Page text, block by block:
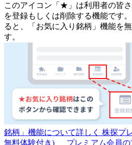
このアイコン 「★」 は利用者の皆
を登録もしくは削除する機能です。
ると、「お気に入り銘柄」機能を
す。
銘柄」機能について詳しく 株探プ
無料体験付き)
プレミアム会員